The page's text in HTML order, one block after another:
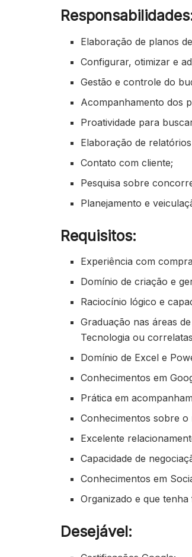
Elaboração de planos
Configurar, otimizar e
Gestão e controle do
Acompanhamento dos
Proatividade para
Elaboração de
Contato com cliente;
Pesquisa sobre
Planejamento e
Requisitos:
Experiência com
Domínio de criação e
Raciocínio lógico e
Graduação nas áreas
Tecnologia ou
Domínio de Excel e
Conhecimentos em
Prática em
Conhecimentos sobre
Excelente
Capacidade de
Conhecimentos em
Organizado e que
Desejável: